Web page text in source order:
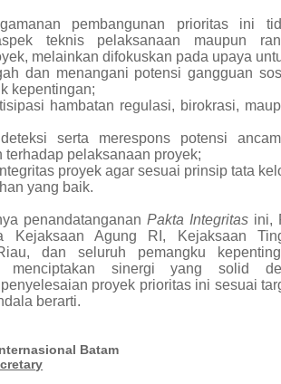
pembangunan prioritas ini
teknis pelaksanaan maupun
melainkan difokuskan pada upaya
dan menangani potensi gangguan
kepentingan;
hambatan regulasi, birokrasi,
serta merespons potensi
terhadap pelaksanaan proyek;
proyek agar sesuai prinsip tata
yang baik.
penandatanganan Pakta Integritas ini,
Kejaksaan Agung RI, Kejaksaan
dan seluruh pemangku
menciptakan sinergi yang solid
proyek prioritas ini sesuai
berarti.
Batam